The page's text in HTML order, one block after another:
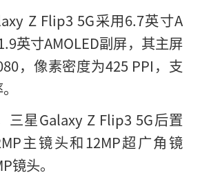
Z Flip3 5G采用6.7英寸A
英寸AMOLED副屏，其主屏
，像素密度为425 PPI，支
三星Galaxy Z Flip3 5G后置
主镜头和12MP超广角镜
镜头。